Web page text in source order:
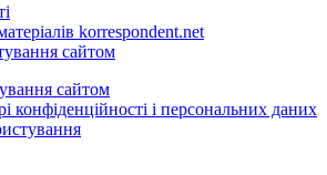
korrespondent.net
сайтом
сайтом
конфіденційності і персональних даних